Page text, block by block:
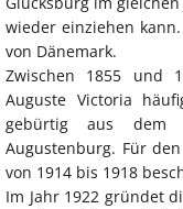
wieder einziehen
von Dänemark.
Zwischen 1855 und
Auguste Victoria
gebürtig aus dem
Augustenburg. Für
von 1914 bis 1918
Im Jahr 1922 gründet